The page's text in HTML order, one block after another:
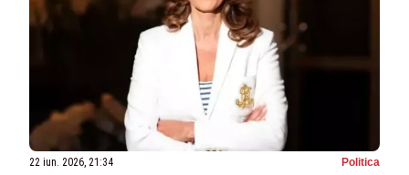
22 iun. 2026, 21:34 Politica